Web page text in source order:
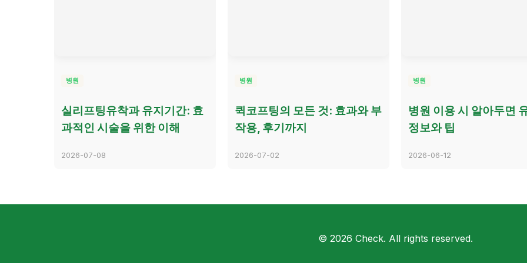
병원
실리프팅유착과 유지기간: 효
과적인 시술을 위한 이해
2026-07-08
병원
퀵코프팅의 모든 것: 효과와 부
작용, 후기까지
2026-07-02
병원
병원 이용 시 알아두면
정보와 팁
2026-06-12
© 2026 Check. All rights reserved.